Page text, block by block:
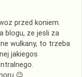
przed koniem.
blogu, ze jesli za
wulkany, to trzeba
jakiegos